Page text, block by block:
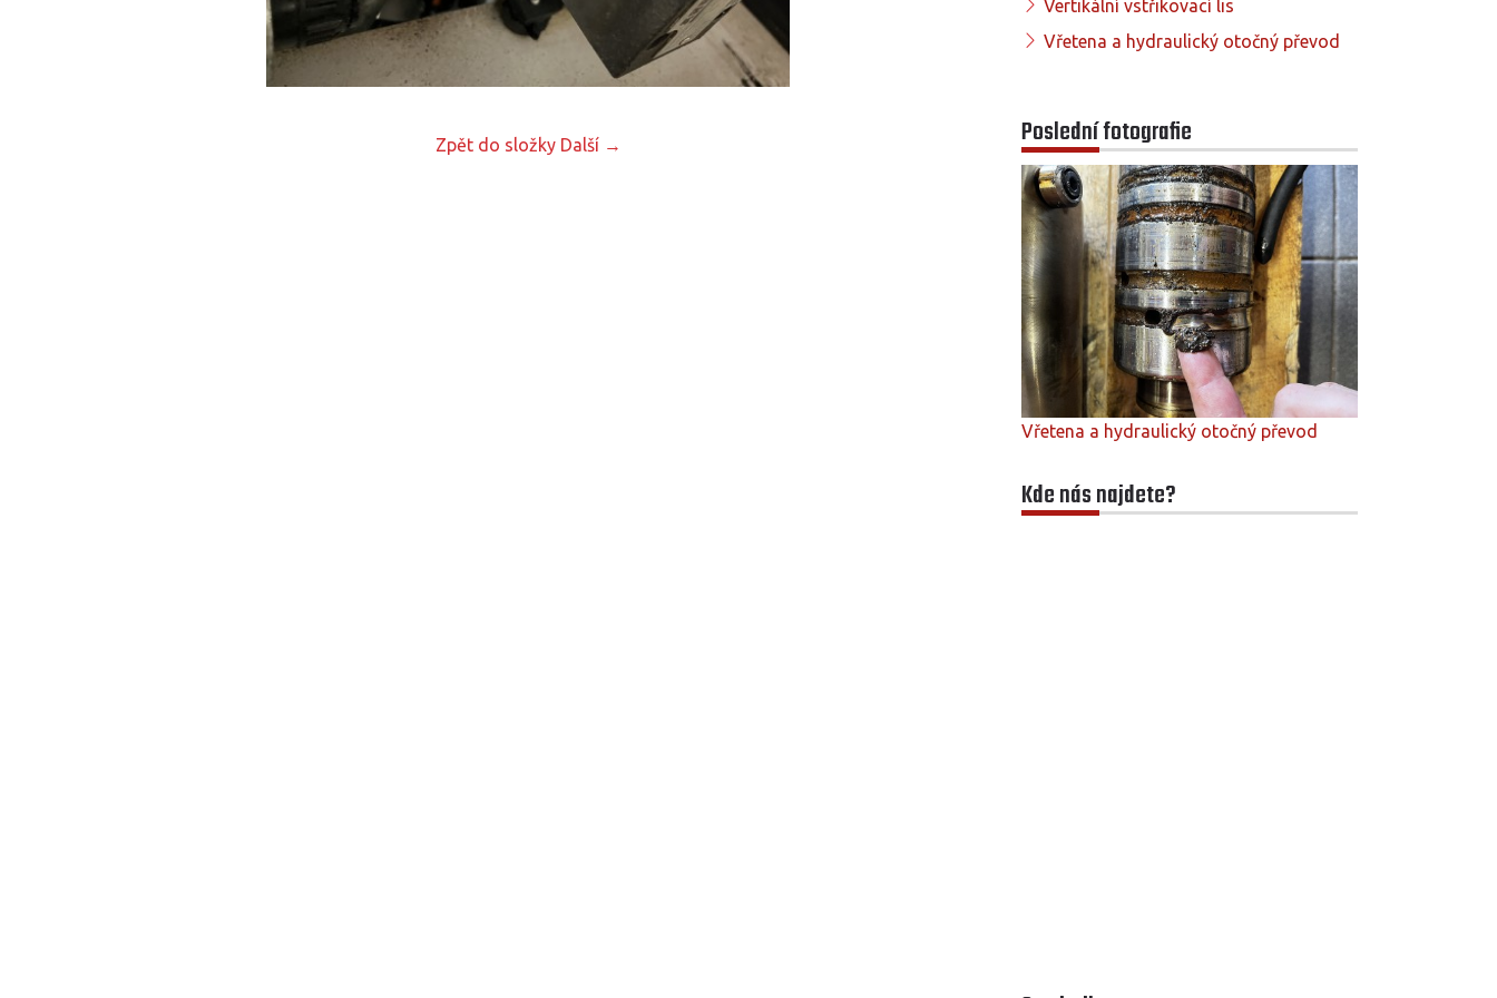
Zpět do složky Další →
Vertikální vstřikovací lis
Vřetena a hydraulický otočný převod
Poslední fotografie
Vřetena a hydraulický otočný převod
Kde nás najdete?